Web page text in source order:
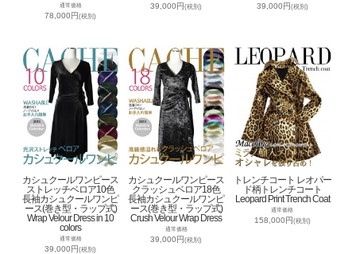
通常価格
78,000円(税別)
39,000円(税別) 39,000円(税別)
カシュクールワンピース
ストレッチベロア10色
長袖カシュクールワンピ
ース(巻き型・ラップ式)
Wrap Velour Dress in 10
colors
通常価格
39,000円(税別)
カシュクールワンピース
クラッシュベロア18色
長袖カシュクールワンピ
ース(巻き型・ラップ式)
Crush Velour Wrap Dress
通常価格
39,000円(税別)
トレンチコート レオパー
ド柄トレンチコート
Leopard Print Trench Coat
通常価格
158,000円(税別)